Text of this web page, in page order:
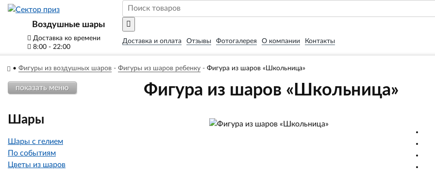
Воздушные шары
Доставка ко времени
8:00 - 22:00
Доставка и оплата Отзывы Фотогалерея О компании Контакты
• Фигуры из воздушных шаров- Фигуры из шаров ребенку- Фигура из шаров «Школьница»
Фигура из шаров «Школьница»
показать меню
Шары
Шары с гелием
По событиям
Цветы из шаров